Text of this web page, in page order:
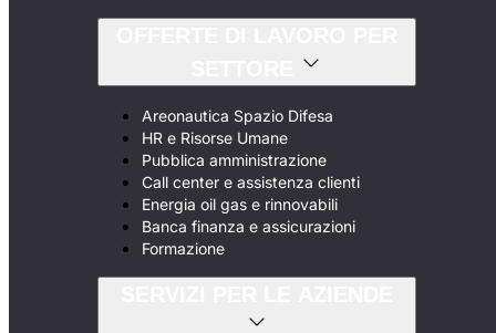
Areonautica Spazio Difesa
HR e Risorse Umane
Pubblica amministrazione
Call center e assistenza clienti
Energia oil gas e rinnovabili
Banca finanza e assicurazioni
Formazione